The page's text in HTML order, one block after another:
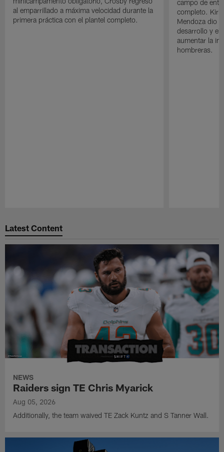
al emparrillado a máxima velocidad durante la
primera práctica con el plantel completo.
campo de
completo. Kirk
Mendoza dio
desarrollo y el
aumentar la
hombreras.
Latest Content
NEWS
Raiders sign TE Chris Myarick
Aug 05, 2026
Additionally, the team waived TE Zack Kuntz and S Tanner Wall.